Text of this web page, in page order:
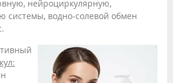
нейроциркулярную,
системы, водно-солевой обмен